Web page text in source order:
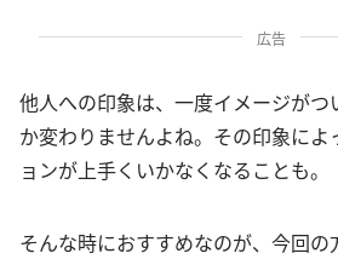
広告
他人への印象は、一度イメージがつ
か変わりませんよね。その印象によ
ョンが上手くいかなくなることも。
そんな時におすすめなのが、今回の